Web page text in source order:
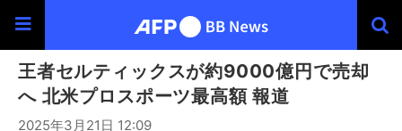
王者セルティックスが約9000億円で売却
へ 北米プロスポーツ最高額 報道
2025年3月21日 12:09